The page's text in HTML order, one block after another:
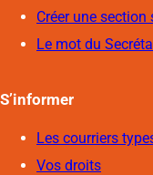
Créer une section
Le mot du
S’informer
Les courriers
Vos droits